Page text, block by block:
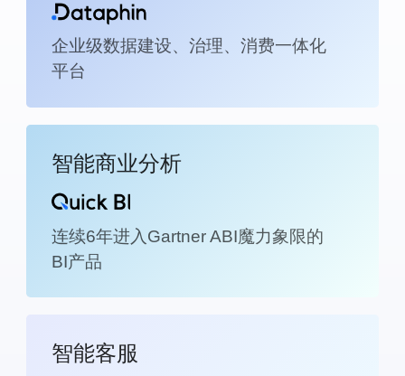
企业级数据建设、治理、消费一体化
平台
智能商业分析
连续6年进入Gartner ABI魔力象限的
BI产品
智能客服